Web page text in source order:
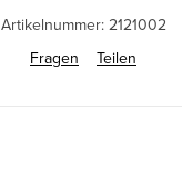
Artikelnummer: 2121002
Fragen
Teilen